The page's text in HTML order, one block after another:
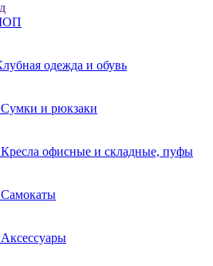
одежда и обувь
Сумки и рюкзаки
Кресла офисные и складные, пуфы
Самокаты
Аксессуары